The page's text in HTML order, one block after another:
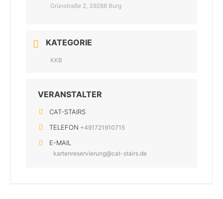
Grünstraße 2, 39288 Burg
KATEGORIE
KKB
VERANSTALTER
CAT-STAIRS
TELEFON +491721910715
E-MAIL
kartenreservierung@cat-stairs.de